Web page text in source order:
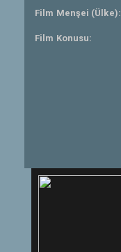
Film Menşei (Ülke):
Film Konusu: